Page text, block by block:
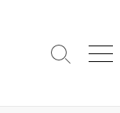
Search